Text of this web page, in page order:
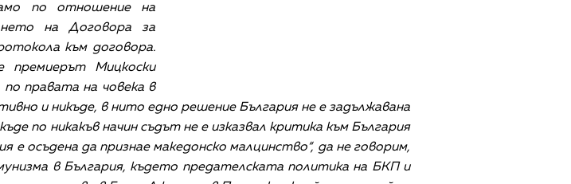
по отношение на
на Договора за
към договора.
премиерът Мицкоски
правата на човека в
и никъде, в нито едно решение България не е задължавана
по никакъв начин съдът не е изказвал критика към България
е осъдена да признае македонско малцинство“, да не говорим,
в България, където предателската политика на БКП и